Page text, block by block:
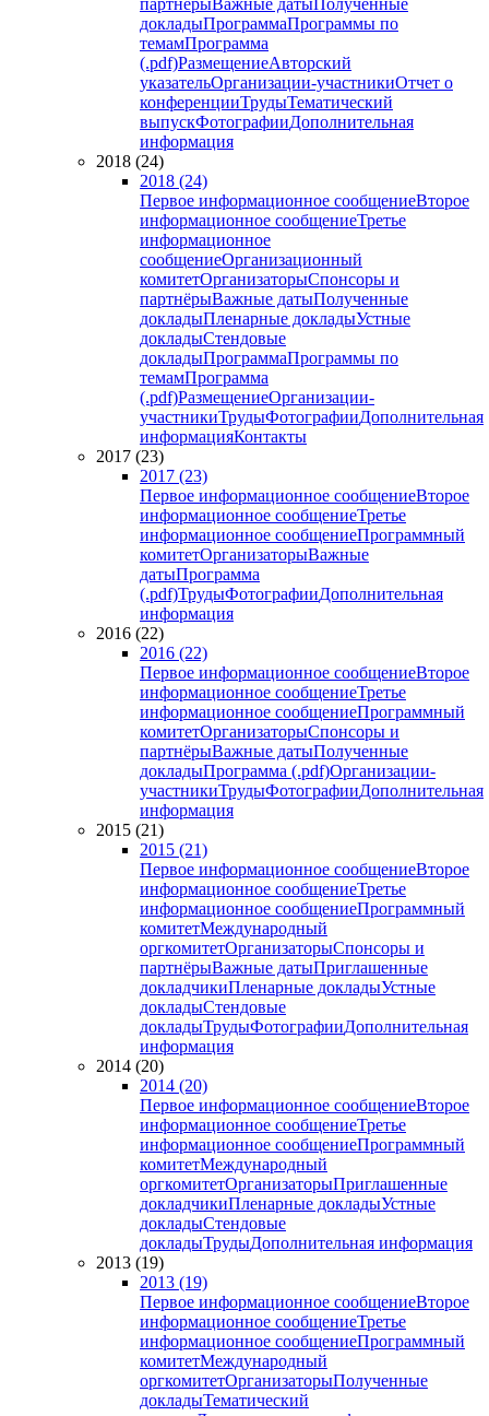
партнёрыВажные датыПолученные
докладыПрограммаПрограммы по
темамПрограмма
(.pdf)РазмещениеАвторский
указательОрганизации-участникиОтчет о
конференцииТрудыТематический
выпускФотографииДополнительная
информация
2018 (24)
2018 (24)
Первое информационное сообщениеВторое
информационное сообщениеТретье
информационное
сообщениеОрганизационный
комитетОрганизаторыСпонсоры и
партнёрыВажные датыПолученные
докладыПленарные докладыУстные
докладыСтендовые
докладыПрограммаПрограммы по
темамПрограмма
(.pdf)РазмещениеОрганизации-
участникиТрудыФотографииДополнительная
информацияКонтакты
2017 (23)
2017 (23)
Первое информационное сообщениеВторое
информационное сообщениеТретье
информационное сообщениеПрограммный
комитетОрганизаторыВажные
датыПрограмма
(.pdf)ТрудыФотографииДополнительная
информация
2016 (22)
2016 (22)
Первое информационное сообщениеВторое
информационное сообщениеТретье
информационное сообщениеПрограммный
комитетОрганизаторыСпонсоры и
партнёрыВажные датыПолученные
докладыПрограмма (.pdf)Организации-
участникиТрудыФотографииДополнительная
информация
2015 (21)
2015 (21)
Первое информационное сообщениеВторое
информационное сообщениеТретье
информационное сообщениеПрограммный
комитетМеждународный
оргкомитетОрганизаторыСпонсоры и
партнёрыВажные датыПриглашенные
докладчикиПленарные докладыУстные
докладыСтендовые
докладыТрудыФотографииДополнительная
информация
2014 (20)
2014 (20)
Первое информационное сообщениеВторое
информационное сообщениеТретье
информационное сообщениеПрограммный
комитетМеждународный
оргкомитетОрганизаторыПриглашенные
докладчикиПленарные докладыУстные
докладыСтендовые
докладыТрудыДополнительная информация
2013 (19)
2013 (19)
Первое информационное сообщениеВторое
информационное сообщениеТретье
информационное сообщениеПрограммный
комитетМеждународный
оргкомитетОрганизаторыПолученные
докладыТематический